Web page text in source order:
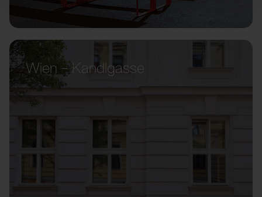
Wien – Kandlgasse